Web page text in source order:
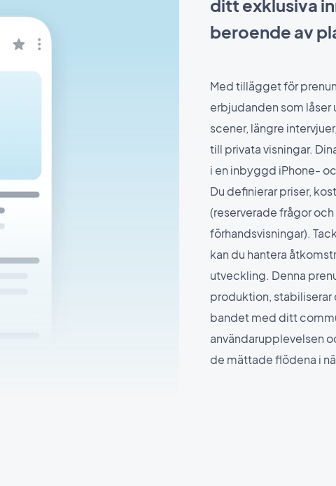
ditt exklusiva
beroende av
Med tillägget för
erbjudanden som
scener, längre
till privata visningar.
i en inbyggd iPhone-
Du definierar priser,
(reserverade frågor
förhandsvisningar).
kan du hantera
utveckling. Denna
produktion, stabiliserar
bandet med ditt
användarupplevelsen
de mättade flödena i